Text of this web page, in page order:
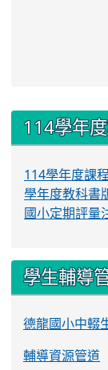
::: 114學年
114學年度課
學年度教科書
國小定期評量
學生輔導
德龍國小中輟
輔導資源管道